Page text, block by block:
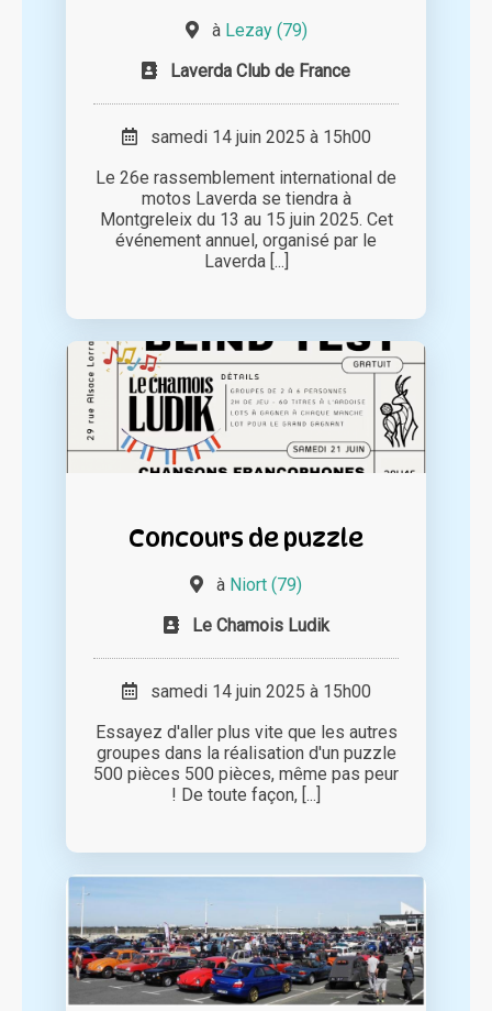
à Lezay (79)
Laverda Club de France
samedi 14 juin 2025 à 15h00
Le 26e rassemblement international de
motos Laverda se tiendra à
Montgreleix du 13 au 15 juin 2025. Cet
événement annuel, organisé par le
Laverda [...]
Concours de puzzle
à Niort (79)
Le Chamois Ludik
samedi 14 juin 2025 à 15h00
Essayez d'aller plus vite que les autres
groupes dans la réalisation d'un puzzle
500 pièces 500 pièces, même pas peur
! De toute façon, [...]